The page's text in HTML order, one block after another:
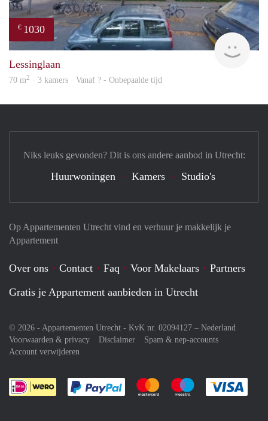
€ 1030
rent
Lessinglaan
70 m2 · 3 kamers · Vanaf ? - Onbepaalde tijd
Op Appartementen Utrecht vind en verhuur je makkelijk je
Appartement
Over ons Contact Faq Voor Makelaars
Partners
Gratis je Appartement aanbieden in Utrecht
© 2026 - Appartementen Utrecht - KvK nr. 02094127 – Nederland
Voorwaarden & privacy
Disclaimer
Spam & nep-accounts
Account verwijderen
Je rekent gemakkelijk af met Paypal
Je rekent gemakkelijk af met
Je rekent
Niks leuks gevonden? Dit is ons andere aanbod in Utrecht:
Huurwoningen Kamers Studio's